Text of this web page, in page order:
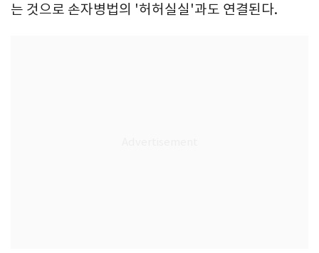
는 것으로 손자병법의 '허허실실'과도 연결된다.